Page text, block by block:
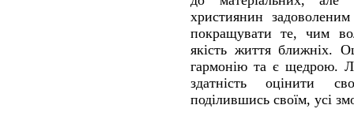
християнин
покращувати те, чим
якість життя ближніх.
гармонію та є щедрою.
здатність оцінити
поділившись своїм, усі